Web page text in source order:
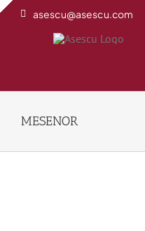
Saltar
asescu@asescu.com
MESENOR